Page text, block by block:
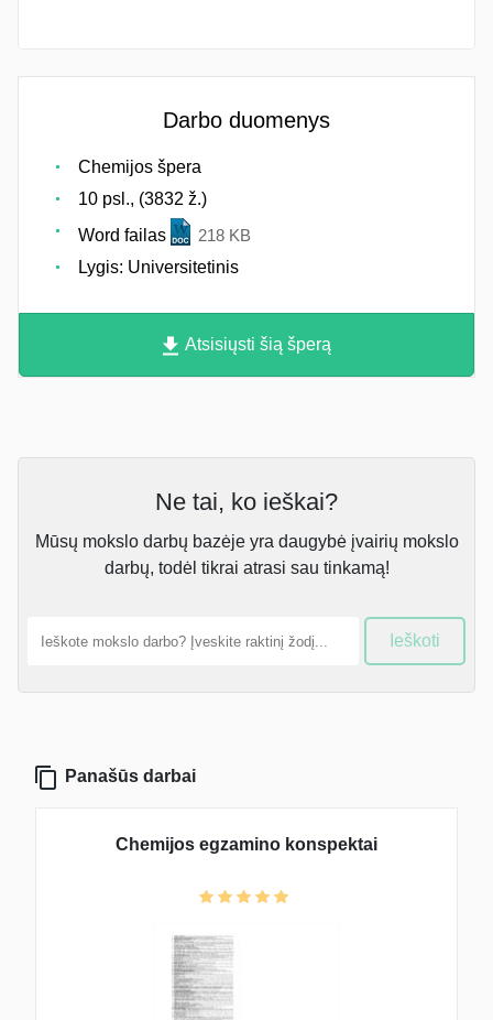
Darbo duomenys
Chemijos špera
10 psl., (3832 ž.)
Word failas
218 KB
Lygis: Universitetinis
Atsisiųsti šią šperą
Ne tai, ko ieškai?
Mūsų mokslo darbų bazėje yra daugybė įvairių mokslo
darbų, todėl tikrai atrasi sau tinkamą!
Ieškoti
Panašūs darbai
Chemijos egzamino konspektai